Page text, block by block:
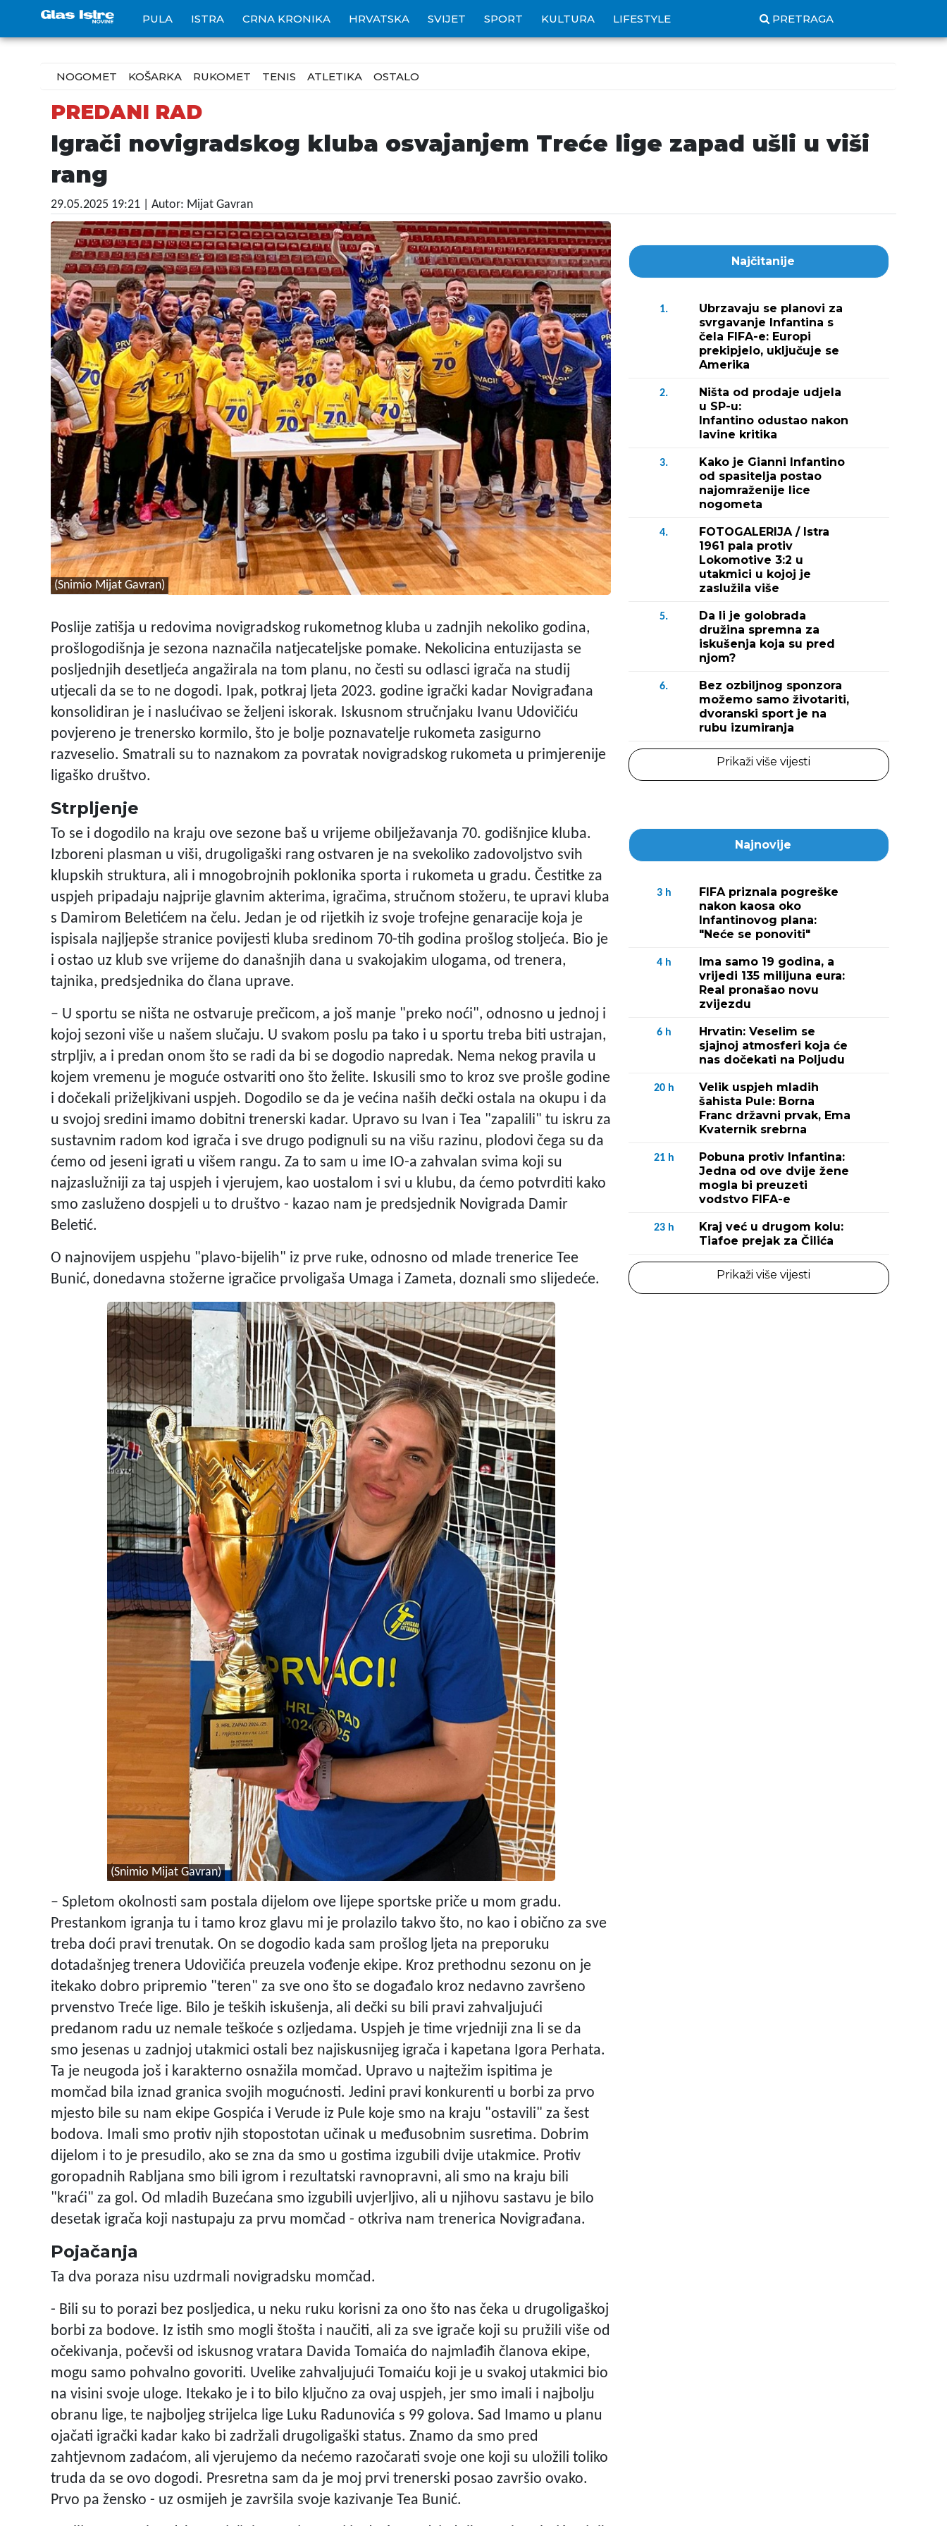
PULA ISTRA CRNA KRONIKA HRVATSKA SVIJET SPORT KULTURA LIFESTYLE PRETRAGA
NOGOMET KOŠARKA RUKOMET TENIS ATLETIKA OSTALO
PREDANI RAD
Igrači novigradskog kluba osvajanjem Treće lige zapad ušli u viši
rang
29.05.2025 19:21 | Autor: Mijat Gavran
(Snimio Mijat Gavran)
Poslije zatišja u redovima novigradskog rukometnog kluba u zadnjih nekoliko godina,
prošlogodišnja je sezona naznačila natjecateljske pomake. Nekolicina entuzijasta se
posljednjih desetljeća angažirala na tom planu, no česti su odlasci igrača na studij
utjecali da se to ne dogodi. Ipak, potkraj ljeta 2023. godine igrački kadar Novigrađana
konsolidiran je i naslućivao se željeni iskorak. Iskusnom stručnjaku Ivanu Udovičiću
povjereno je trenersko kormilo, što je bolje poznavatelje rukometa zasigurno
razveselio. Smatrali su to naznakom za povratak novigradskog rukometa u primjerenije
ligaško društvo.
Strpljenje
To se i dogodilo na kraju ove sezone baš u vrijeme obilježavanja 70. godišnjice kluba.
Izboreni plasman u viši, drugoligaški rang ostvaren je na svekoliko zadovoljstvo svih
klupskih struktura, ali i mnogobrojnih poklonika sporta i rukometa u gradu. Čestitke za
uspjeh pripadaju najprije glavnim akterima, igračima, stručnom stožeru, te upravi kluba
s Damirom Beletićem na čelu. Jedan je od rijetkih iz svoje trofejne genaracije koja je
ispisala najljepše stranice povijesti kluba sredinom 70-tih godina prošlog stoljeća. Bio je
i ostao uz klub sve vrijeme do današnjih dana u svakojakim ulogama, od trenera,
tajnika, predsjednika do člana uprave.
– U sportu se ništa ne ostvaruje prečicom, a još manje "preko noći", odnosno u jednoj i
kojoj sezoni više u našem slučaju. U svakom poslu pa tako i u sportu treba biti ustrajan,
strpljiv, a i predan onom što se radi da bi se dogodio napredak. Nema nekog pravila u
kojem vremenu je moguće ostvariti ono što želite. Iskusili smo to kroz sve prošle godine
i dočekali priželjkivani uspjeh. Dogodilo se da je većina naših dečki ostala na okupu i da
u svojoj sredini imamo dobitni trenerski kadar. Upravo su Ivan i Tea "zapalili" tu iskru za
sustavnim radom kod igrača i sve drugo podignuli su na višu razinu, plodovi čega su da
ćemo od jeseni igrati u višem rangu. Za to sam u ime IO-a zahvalan svima koji su
najzaslužniji za taj uspjeh i vjerujem, kao uostalom i svi u klubu, da ćemo potvrditi kako
smo zasluženo dospjeli u to društvo - kazao nam je predsjednik Novigrada Damir
Beletić.
O najnovijem uspjehu "plavo-bijelih" iz prve ruke, odnosno od mlade trenerice Tee
Bunić, donedavna stožerne igračice prvoligaša Umaga i Zameta, doznali smo slijedeće.
(Snimio Mijat Gavran)
– Spletom okolnosti sam postala dijelom ove lijepe sportske priče u mom gradu.
Prestankom igranja tu i tamo kroz glavu mi je prolazilo takvo što, no kao i obično za sve
treba doći pravi trenutak. On se dogodio kada sam prošlog ljeta na preporuku
dotadašnjeg trenera Udovičića preuzela vođenje ekipe. Kroz prethodnu sezonu on je
itekako dobro pripremio "teren" za sve ono što se događalo kroz nedavno završeno
prvenstvo Treće lige. Bilo je teških iskušenja, ali dečki su bili pravi zahvaljujući
predanom radu uz nemale teškoće s ozljedama. Uspjeh je time vrjedniji zna li se da
smo jesenas u zadnjoj utakmici ostali bez najiskusnijeg igrača i kapetana Igora Perhata.
Ta je neugoda još i karakterno osnažila momčad. Upravo u najtežim ispitima je
momčad bila iznad granica svojih mogućnosti. Jedini pravi konkurenti u borbi za prvo
mjesto bile su nam ekipe Gospića i Verude iz Pule koje smo na kraju "ostavili" za šest
bodova. Imali smo protiv njih stopostotan učinak u međusobnim susretima. Dobrim
dijelom i to je presudilo, ako se zna da smo u gostima izgubili dvije utakmice. Protiv
goropadnih Rabljana smo bili igrom i rezultatski ravnopravni, ali smo na kraju bili
"kraći" za gol. Od mladih Buzećana smo izgubili uvjerljivo, ali u njihovu sastavu je bilo
desetak igrača koji nastupaju za prvu momčad - otkriva nam trenerica Novigrađana.
Pojačanja
Ta dva poraza nisu uzdrmali novigradsku momčad.
- Bili su to porazi bez posljedica, u neku ruku korisni za ono što nas čeka u drugoligaškoj
borbi za bodove. Iz istih smo mogli štošta i naučiti, ali za sve igrače koji su pružili više od
očekivanja, počevši od iskusnog vratara Davida Tomaića do najmlađih članova ekipe,
mogu samo pohvalno govoriti. Uvelike zahvaljujući Tomaiću koji je u svakoj utakmici bio
na visini svoje uloge. Itekako je i to bilo ključno za ovaj uspjeh, jer smo imali i najbolju
obranu lige, te najboljeg strijelca lige Luku Radunovića s 99 golova. Sad Imamo u planu
ojačati igrački kadar kako bi zadržali drugoligaški status. Znamo da smo pred
zahtjevnom zadaćom, ali vjerujemo da nećemo razočarati svoje one koji su uložili toliko
truda da se ovo dogodi. Presretna sam da je moj prvi trenerski posao završio ovako.
Prvo pa žensko - uz osmijeh je završila svoje kazivanje Tea Bunić.
Najčitanije
1.
Ubrzavaju se planovi za
svrgavanje Infantina s
čela FIFA-e: Europi
prekipjelo, uključuje se
Amerika
2.
Ništa od prodaje udjela
u SP-u:
Infantino odustao nakon
lavine kritika
3.
Kako je Gianni Infantino
od spasitelja postao
najomraženije lice
nogometa
4.
FOTOGALERIJA / Istra
1961 pala protiv
Lokomotive 3:2 u
utakmici u kojoj je
zaslužila više
5.
Da li je golobrada
družina spremna za
iskušenja koja su pred
njom?
6.
Bez ozbiljnog sponzora
možemo samo životariti,
dvoranski sport je na
rubu izumiranja
Prikaži više vijesti
Najnovije
3 h
FIFA priznala pogreške
nakon kaosa oko
Infantinovog plana:
"Neće se ponoviti"
4 h
Ima samo 19 godina, a
vrijedi 135 milijuna eura:
Real pronašao novu
zvijezdu
6 h
Hrvatin: Veselim se
sjajnoj atmosferi koja će
nas dočekati na Poljudu
20 h
Velik uspjeh mladih
šahista Pule: Borna
Franc državni prvak, Ema
Kvaternik srebrna
21 h
Pobuna protiv Infantina:
Jedna od ove dvije žene
mogla bi preuzeti
vodstvo FIFA-e
23 h
Kraj već u drugom kolu:
Tiafoe prejak za Čilića
Prikaži više vijesti